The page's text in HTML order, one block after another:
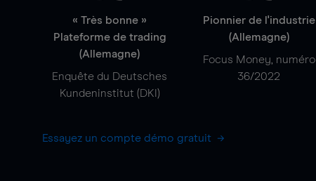
« Très bonne »
Plateforme de trading
(Allemagne)
Enquête du Deutsches
Kundeninstitut (DKI)
Pionnier de l'industrie
(Allemagne)
Focus Money, numéro
36/2022
Essayez un compte démo gratuit